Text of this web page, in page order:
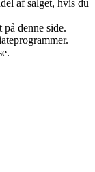
af salget, hvis du
denne side.